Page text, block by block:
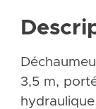
3,5 m,
hydraulique